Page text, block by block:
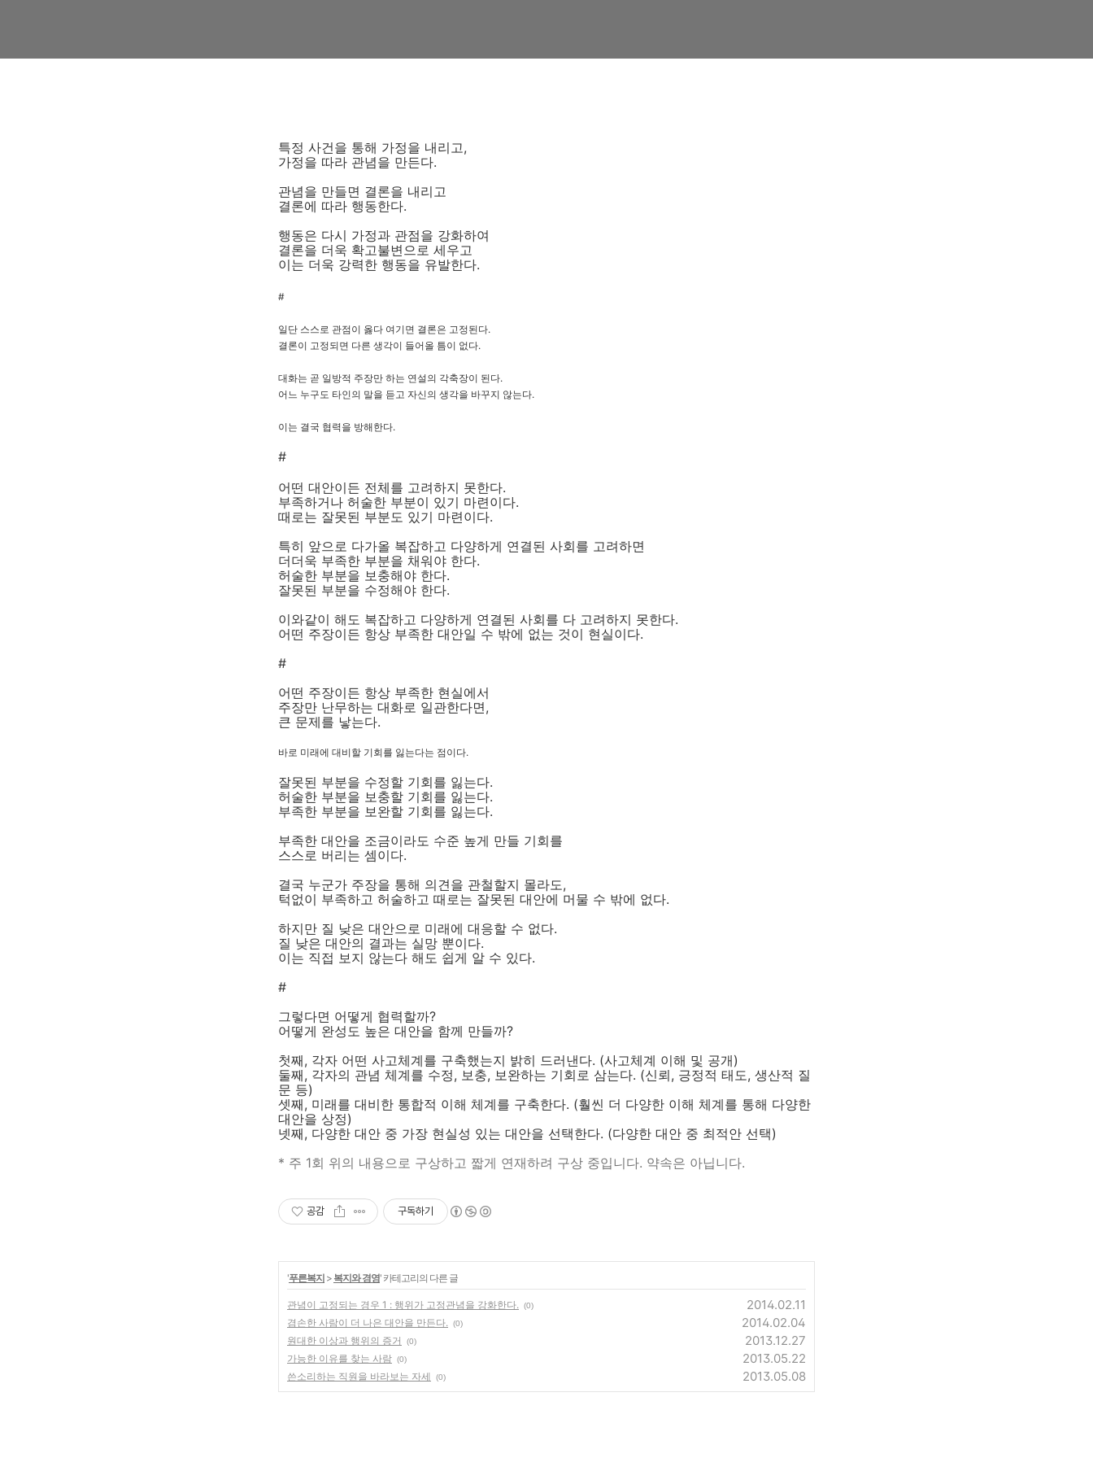
특정 사건을 통해 가정을 내리고,
가정을 따라 관념을 만든다.
관념을 만들면 결론을 내리고
결론에 따라 행동한다.
행동은 다시 가정과 관점을 강화하여
결론을 더욱 확고불변으로 세우고
이는 더욱 강력한 행동을 유발한다.
#
일단 스스로 관점이 옳다 여기면 결론은 고정된다.
결론이 고정되면 다른 생각이 들어올 틈이 없다.
대화는 곧 일방적 주장만 하는 연설의 각축장이 된다.
어느 누구도 타인의 말을 듣고 자신의 생각을 바꾸지 않는다.
이는 결국 협력을 방해한다.
#
어떤 대안이든 전체를 고려하지 못한다.
부족하거나 허술한 부분이 있기 마련이다.
때로는 잘못된 부분도 있기 마련이다.
특히 앞으로 다가올 복잡하고 다양하게 연결된 사회를 고려하면
더더욱 부족한 부분을 채워야 한다.
허술한 부분을 보충해야 한다.
잘못된 부분을 수정해야 한다.
이와같이 해도 복잡하고 다양하게 연결된 사회를 다 고려하지 못한다.
어떤 주장이든 항상 부족한 대안일 수 밖에 없는 것이 현실이다.
#
어떤 주장이든 항상 부족한 현실에서
주장만 난무하는 대화로 일관한다면,
큰 문제를 낳는다.
바로 미래에 대비할 기회를 잃는다는 점이다.
잘못된 부분을 수정할 기회를 잃는다.
허술한 부분을 보충할 기회를 잃는다.
부족한 부분을 보완할 기회를 잃는다.
부족한 대안을 조금이라도 수준 높게 만들 기회를
스스로 버리는 셈이다.
결국 누군가 주장을 통해 의견을 관철할지 몰라도,
턱없이 부족하고 허술하고 때로는 잘못된 대안에 머물 수 밖에 없다.
하지만 질 낮은 대안으로 미래에 대응할 수 없다.
질 낮은 대안의 결과는 실망 뿐이다.
이는 직접 보지 않는다 해도 쉽게 알 수 있다.
#
그렇다면 어떻게 협력할까?
어떻게 완성도 높은 대안을 함께 만들까?
첫째, 각자 어떤 사고체계를 구축했는지 밝히 드러낸다. (사고체계 이해 및 공개)
둘째, 각자의 관념 체계를 수정, 보충, 보완하는 기회로 삼는다. (신뢰, 긍정적 태도, 생산적 질
문 등)
셋째, 미래를 대비한 통합적 이해 체계를 구축한다. (훨씬 더 다양한 이해 체계를 통해 다양한
대안을 상정)
넷째, 다양한 대안 중 가장 현실성 있는 대안을 선택한다. (다양한 대안 중 최적안 선택)
* 주 1회 위의 내용으로 구상하고 짧게 연재하려 구상 중입니다. 약속은 아닙니다.
공감 구독하기
'푸른복지 > 복지와 경영' 카테고리의 다른 글
관념이 고정되는 경우 1 : 행위가 고정관념을 강화한다. (0) 2014.02.11
겸손한 사람이 더 나은 대안을 만든다. (0) 2014.02.04
원대한 이상과 행위의 증거 (0) 2013.12.27
가능한 이유를 찾는 사람 (0) 2013.05.22
쓴소리하는 직원을 바라보는 자세 (0) 2013.05.08